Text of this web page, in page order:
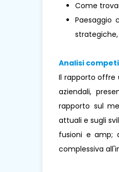
Come
Paesaggio
Analisi
Il rapporto offre
aziendali,
rapporto sul
attuali e sugli
fusioni e amp;
complessiva